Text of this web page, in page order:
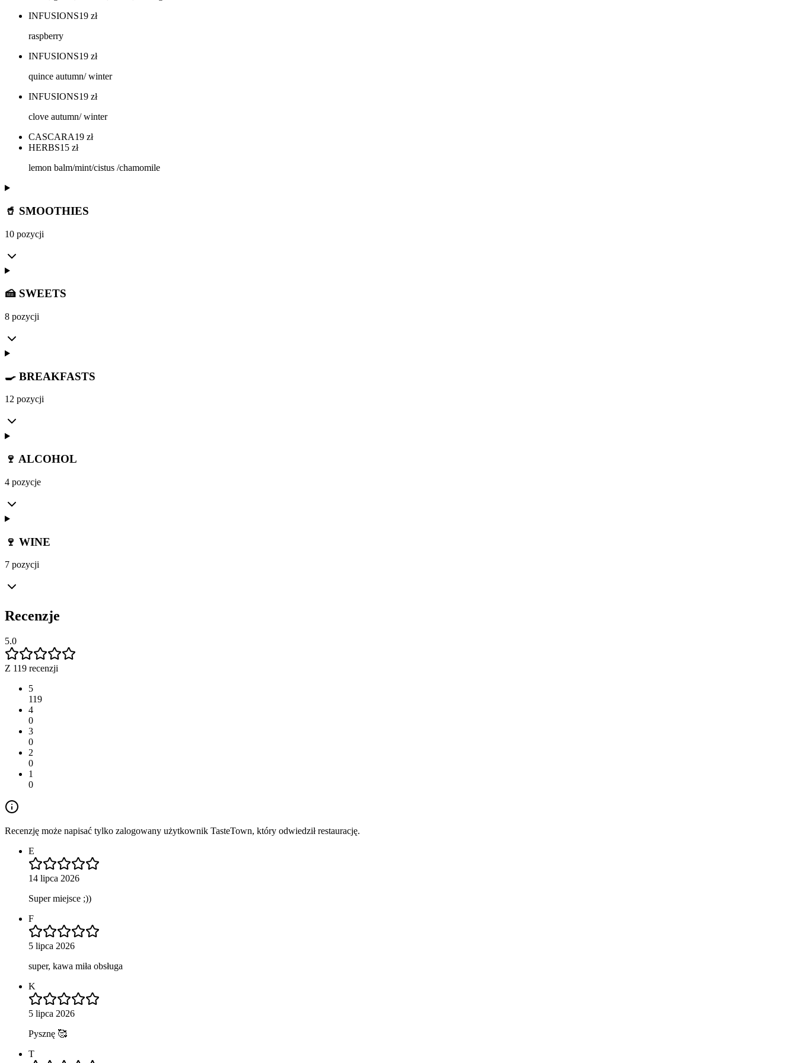
INFUSIONS19 zł
raspberry
INFUSIONS19 zł
quince autumn/ winter
INFUSIONS19 zł
clove autumn/ winter
CASCARA19 zł
HERBS15 zł
lemon balm/mint/cistus /chamomile
🥤 SMOOTHIES
10 pozycji
🍰 SWEETS
8 pozycji
🍳 BREAKFASTS
12 pozycji
🍷 ALCOHOL
4 pozycje
🍷 WINE
7 pozycji
Recenzje
5.0
Z 119 recenzji
5
119
4
0
3
0
2
0
1
0
Recenzję może napisać tylko zalogowany użytkownik TasteTown, który odwiedził restaurację.
E
14 lipca 2026
Super miejsce ;))
F
5 lipca 2026
super, kawa miła obsługa
K
5 lipca 2026
Pysznę 🥰
T